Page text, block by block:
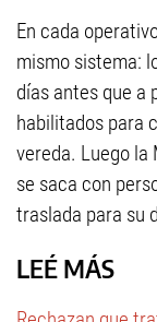
En cada
mismo sistema:
días antes que a
habilitados para
vereda. Luego la
se saca con
traslada para su
LEÉ MÁS